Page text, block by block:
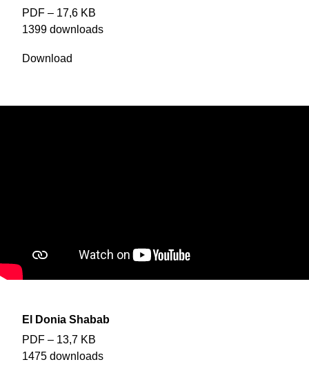
PDF – 17,6 KB
1399 downloads
Download
El Donia Shabab
PDF – 13,7 KB
1475 downloads